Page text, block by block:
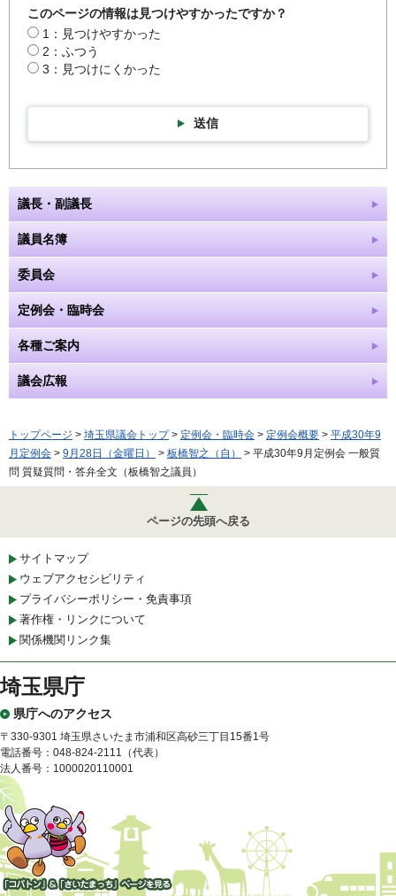
このページの情報は見つけやすかったですか？
1：見つけやすかった
2：ふつう
3：見つけにくかった
送信
議長・副議長
議員名簿
委員会
定例会・臨時会
各種ご案内
議会広報
トップページ > 埼玉県議会トップ> 定例会・臨時会 > 定例会概要 > 平成30年9
月定例会 > 9月28日（金曜日） > 板橋智之（自）
> 平成30年9月定例会 一般質
問 質疑質問・答弁全文（板橋智之議員）
ページの先頭へ戻る
サイトマップ
ウェブアクセシビリティ
プライバシーポリシー・免責事項
著作権・リンクについて
関係機関リンク集
埼玉県庁
県庁へのアクセス
〒330-9301 埼玉県さいたま市浦和区高砂三丁目15番1号
電話番号：048-824-2111（代表）
法人番号：1000020110001
「コバトン」&「さいたまっ